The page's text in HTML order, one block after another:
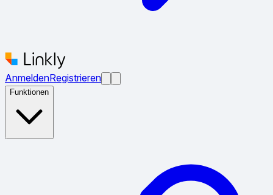
AnmeldenRegistrieren
Funktionen